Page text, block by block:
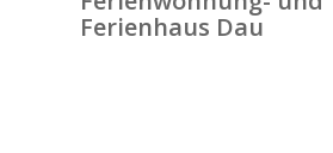
Ferienhaus Dau